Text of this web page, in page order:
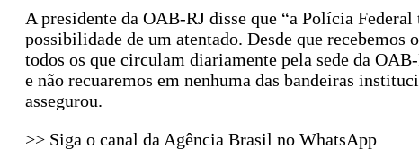
A presidente da OAB-RJ disse que “a Polícia
possibilidade de um atentado. Desde que recebemos
todos os que circulam diariamente pela sede da
e não recuaremos em nenhuma das bandeiras
assegurou.
>> Siga o canal da Agência Brasil no WhatsApp